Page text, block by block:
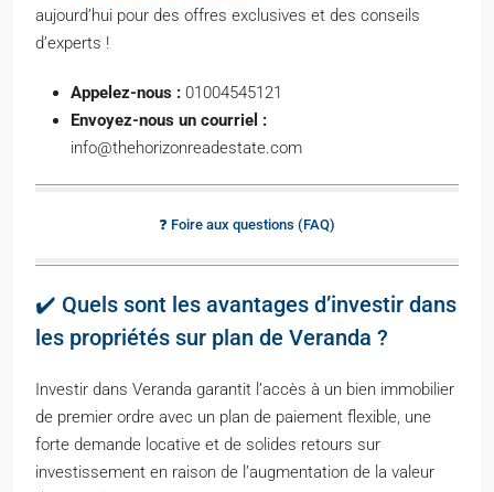
aujourd’hui pour des offres exclusives et des conseils
d’experts !
Appelez-nous : 01004545121
Envoyez-nous un courriel :
info@thehorizonreadestate.com
❓ Foire aux questions (FAQ)
✔️ Quels sont les avantages d’investir dans
les propriétés sur plan de Veranda ?
Investir dans Veranda garantit l’accès à un bien immobilier
de premier ordre avec un plan de paiement flexible, une
forte demande locative et de solides retours sur
investissement en raison de l’augmentation de la valeur